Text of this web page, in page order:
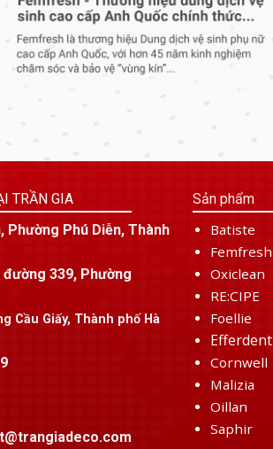
TRẦN GIA
Phường Phú Diễn, Thành
đường 339, Phường
Cầu Giấy, Thành phố Hà
Sản phẩm
Batiste
Femfresh
Oxiclean
RE:CIPE
Foellie
Efferdent
Cornwell
Malizia
Oillan
Saphir